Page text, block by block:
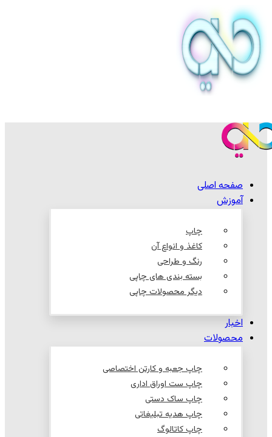
صفحه اصلی
آموزش
چاپ
کاغذ و انواع آن
رنگ و طراحی
بسته بندی های چاپی
دیگر محصولات چاپی
اخبار
محصولات
چاپ جعبه و کارتن اختصاصی
چاپ ست اوراق اداری
چاپ ساک دستی
چاپ هدیه تبلیغاتی
چاپ کاتالوگ